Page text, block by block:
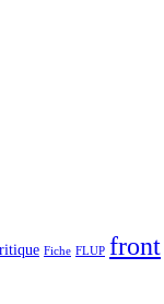
Fiche FLUP front